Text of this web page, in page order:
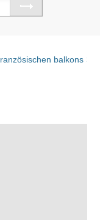
balkons >